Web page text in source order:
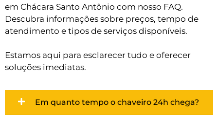
em Chácara Santo Antônio com nosso FAQ.
Descubra informações sobre preços, tempo de
atendimento e tipos de serviços disponíveis.
Estamos aqui para esclarecer tudo e oferecer
soluções imediatas.
Em quanto tempo o chaveiro 24h chega?